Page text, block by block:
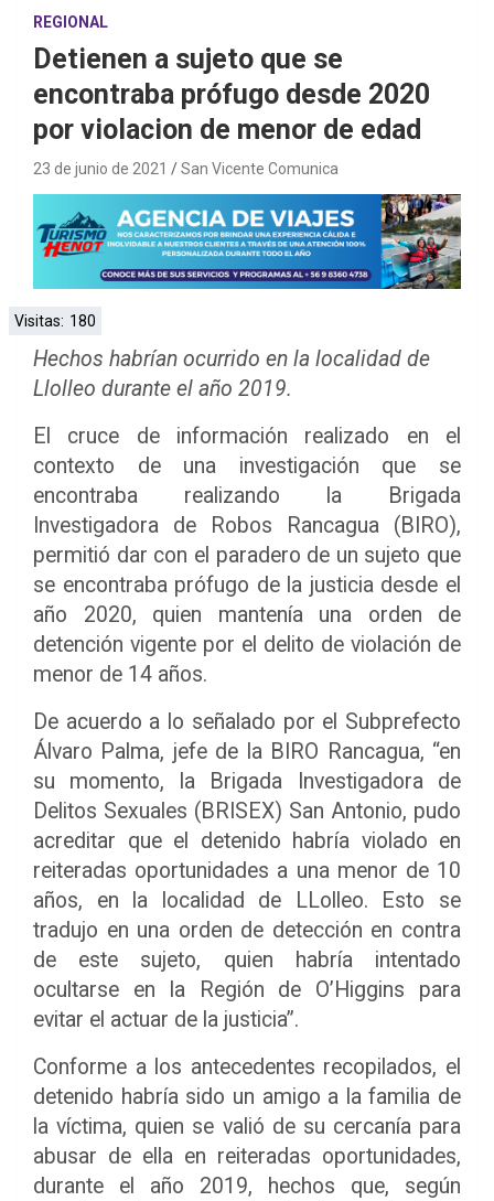
REGIONAL
Detienen a sujeto que se
encontraba prófugo desde 2020
por violacion de menor de edad
23 de junio de 2021 San Vicente Comunica
Visitas: 180
Hechos habrían ocurrido en la localidad de
Llolleo durante el año 2019.
El cruce de información realizado en el
contexto de una investigación que se
encontraba realizando la Brigada
Investigadora de Robos Rancagua (BIRO),
permitió dar con el paradero de un sujeto que
se encontraba prófugo de la justicia desde el
año 2020, quien mantenía una orden de
detención vigente por el delito de violación de
menor de 14 años.
De acuerdo a lo señalado por el Subprefecto
Álvaro Palma, jefe de la BIRO Rancagua, “en
su momento, la Brigada Investigadora de
Delitos Sexuales (BRISEX) San Antonio, pudo
acreditar que el detenido habría violado en
reiteradas oportunidades a una menor de 10
años, en la localidad de LLolleo. Esto se
tradujo en una orden de detección en contra
de este sujeto, quien habría intentado
ocultarse en la Región de O’Higgins para
evitar el actuar de la justicia”.
Conforme a los antecedentes recopilados, el
detenido habría sido un amigo a la familia de
la víctima, quien se valió de su cercanía para
abusar de ella en reiteradas oportunidades,
durante el año 2019, hechos que, según